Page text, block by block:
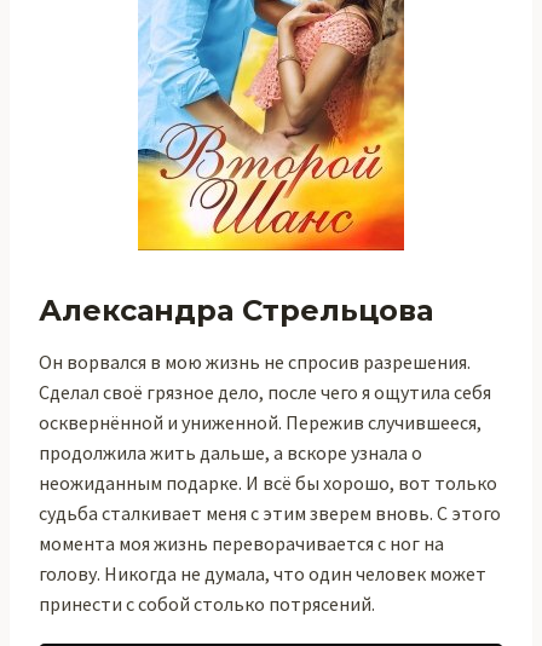
Александра Стрельцова
Он ворвался в мою жизнь не спросив разрешения.
Сделал своё грязное дело, после чего я ощутила себя
осквернённой и униженной. Пережив случившееся,
продолжила жить дальше, а вскоре узнала о
неожиданным подарке. И всё бы хорошо, вот только
судьба сталкивает меня с этим зверем вновь. С этого
момента моя жизнь переворачивается с ног на
голову. Никогда не думала, что один человек может
принести с собой столько потрясений.